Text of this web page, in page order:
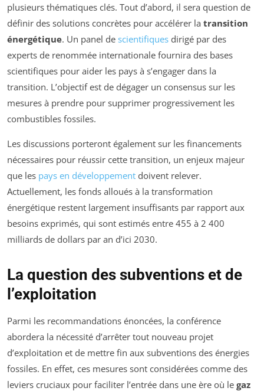
plusieurs thématiques clés. Tout d’abord, il sera question de
définir des solutions concrètes pour accélérer la transition
énergétique. Un panel de scientifiques dirigé par des
experts de renommée internationale fournira des bases
scientifiques pour aider les pays à s’engager dans la
transition. L’objectif est de dégager un consensus sur les
mesures à prendre pour supprimer progressivement les
combustibles fossiles.
Les discussions porteront également sur les financements
nécessaires pour réussir cette transition, un enjeux majeur
que les pays en développement doivent relever.
Actuellement, les fonds alloués à la transformation
énergétique restent largement insuffisants par rapport aux
besoins exprimés, qui sont estimés entre 455 à 2 400
milliards de dollars par an d’ici 2030.
La question des subventions et de
l’exploitation
Parmi les recommandations énoncées, la conférence
abordera la nécessité d’arrêter tout nouveau projet
d’exploitation et de mettre fin aux subventions des énergies
fossiles. En effet, ces mesures sont considérées comme des
leviers cruciaux pour faciliter l’entrée dans une ère où le gaz